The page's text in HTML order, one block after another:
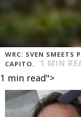
WRC: SVEN SMEETS
CAPITO.
1 MIN
1 min read">